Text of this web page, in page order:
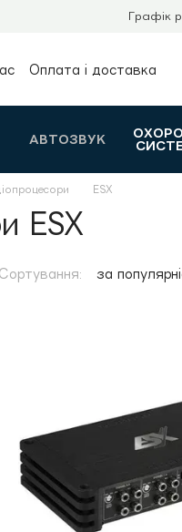
Графік
Оплата і доставка
АВТОЗВУК
ESX
ESX
Сортування: за